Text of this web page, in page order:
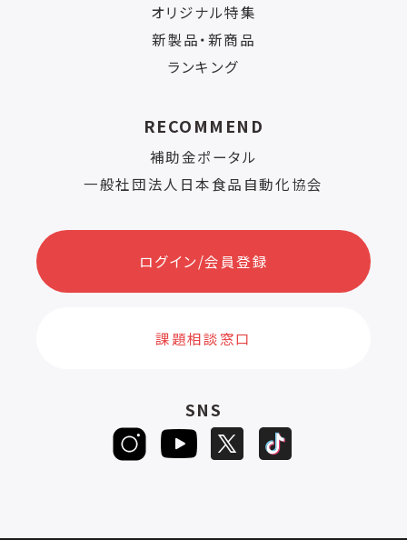
オリジナル特集
新製品・新商品
ランキング
RECOMMEND
補助金ポータル
一般社団法人日本食品自動化協会
ログイン/会員登録
課題相談窓口
SNS